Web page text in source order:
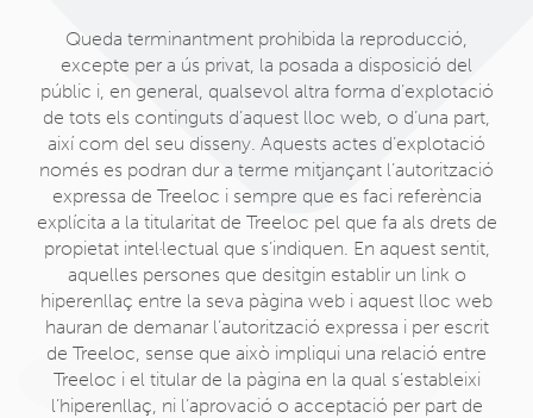
Queda terminantment prohibida la reproducció,
excepte per a ús privat, la posada a disposició del
públic i, en general, qualsevol altra forma d’explotació
de tots els continguts d’aquest lloc web, o d’una part,
així com del seu disseny. Aquests actes d’explotació
només es podran dur a terme mitjançant l’autorització
expressa de Treeloc i sempre que es faci referència
explícita a la titularitat de Treeloc pel que fa als drets de
propietat intel·lectual que s’indiquen. En aquest sentit,
aquelles persones que desitgin establir un link o
hiperenllaç entre la seva pàgina web i aquest lloc web
hauran de demanar l’autorització expressa i per escrit
de Treeloc, sense que això impliqui una relació entre
Treeloc i el titular de la pàgina en la qual s’estableixi
l’hiperenllaç, ni l’aprovació o acceptació per part de